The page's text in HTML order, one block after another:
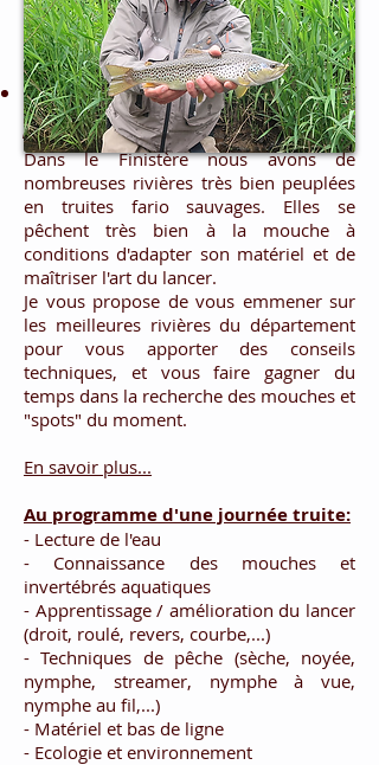
Stage "Pêche de la truite à la
mouche en Bretagne"
Dans le Finistère nous avons de
nombreuses rivières très bien peuplées
en truites fario sauvages. Elles se
pêchent très bien à la mouche à
conditions d'adapter son matériel et de
maîtriser l'art du lancer.
Je vous propose de vous emmener sur
les meilleures rivières du département
pour vous apporter des conseils
techniques, et vous faire gagner du
temps dans la recherche des mouches et
"spots" du moment.
En savoir plus...
Au programme d'une journée truite:
- Lecture de l'eau
- Connaissance des mouches et
invertébrés aquatiques
- Apprentissage / amélioration du lancer
(droit, roulé, revers, courbe,...)
- Techniques de pêche (sèche, noyée,
nymphe, streamer, nymphe à vue,
nymphe au fil,...)
- Matériel et bas de ligne
- Ecologie et environnement